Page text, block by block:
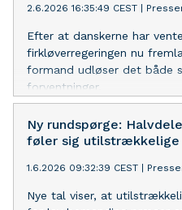
2.6.2026 16:35:49 CEST
Efter at danskerne har
firkløverregeringen nu
formand udløser det både
forventninger.
Ny rundspørge:
føler sig utilstrækkelige
1.6.2026 09:32:39 CEST
Nye tal viser, at